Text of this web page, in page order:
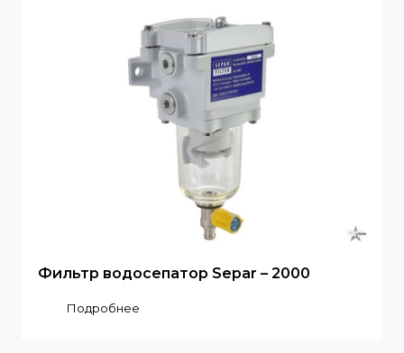
Фильтр водосепатор Separ – 2000
Подробнее